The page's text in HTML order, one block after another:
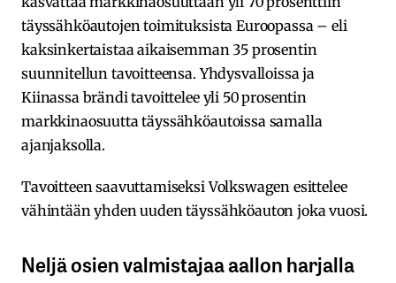
täyssähköautojen toimituksista Euroopassa – eli
kaksinkertaistaa aikaisemman 35 prosentin
suunnitellun tavoitteensa. Yhdysvalloissa ja
Kiinassa brändi tavoittelee yli 50 prosentin
markkinaosuutta täyssähköautoissa samalla
ajanjaksolla.
Tavoitteen saavuttamiseksi Volkswagen esittelee
vähintään yhden uuden täyssähköauton joka vuosi.
Neljä osien valmistajaa aallon harjalla